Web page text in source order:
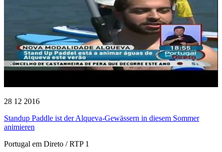
28 12 2016
Standup Paddle ist der Alqueva-Gewässern in diesem Sommer
animieren
Portugal em Direto / RTP 1